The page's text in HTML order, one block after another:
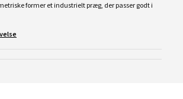
former et industrielt præg, der passer godt i